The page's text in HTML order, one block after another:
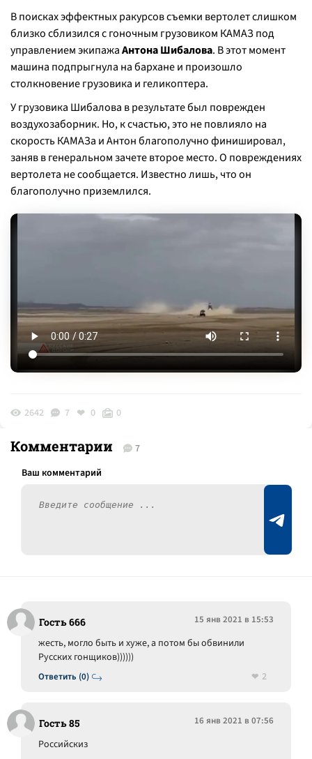
В поисках эффектных ракурсов съемки вертолет слишком
близко сблизился с гоночным грузовиком КАМАЗ под
управлением экипажаАнтона Шибалова. В этот момент
машина подпрыгнула на бархане и произошло
столкновение грузовика и геликоптера.
У грузовика Шибалова в результате был поврежден
воздухозаборник. Но, к счастью, это не повлияло на
скорость КАМАЗа и Антон благополучно финишировал,
заняв в генеральном зачете второе место. О повреждениях
вертолета не сообщается. Известно лишь, что он
благополучно приземлился.
2642 7 0 0
Комментарии 7
Гость 666 15 янв 2021 в 15:53
Ответить (0)
жесть, могло быть и хуже, а потом бы обвинили
Русских гонщиков))))))
2
Гость 85 16 янв 2021 в 07:56
Российскиз